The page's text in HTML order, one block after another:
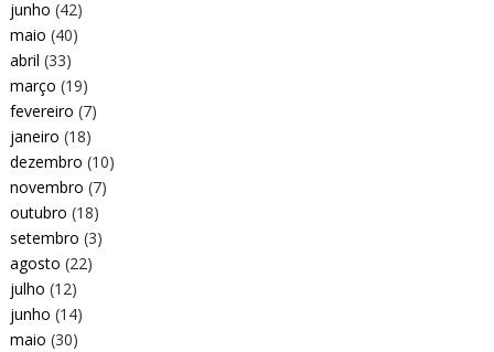
junho (42)
maio (40)
abril (33)
março (19)
fevereiro (7)
janeiro (18)
dezembro (10)
novembro (7)
outubro (18)
setembro (3)
agosto (22)
julho (12)
junho (14)
maio (30)